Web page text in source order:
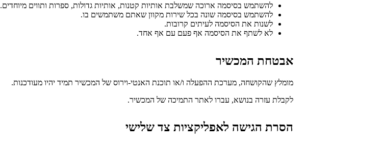
להשתמש בסיסמה ארוכה שמשלבת אותיות קטנות, אותיות גדולות, ספרות ותווים מיוחדים.
להשתמש בסיסמה שונה בכל שירות מקוון שאתם משתמשים בו.
לשנות את הסיסמה לעיתים קרובות.
לא לשתף את הסיסמה אף פעם עם אף אחד.
אבטחת המכשיר
מומלץ שהקושחה, מערכת ההפעלה ו/או תוכנת האנטי-וירוס של המכשיר תמיד יהיו מעודכנות.
לקבלת עזרה בנושא, עברו לאתר התמיכה של המכשיר.
הסרת הגישה לאפליקציות צד שלישי